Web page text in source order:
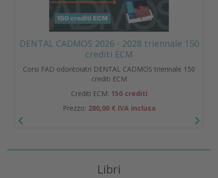
DENTAL CADMOS 2026 - 2028 triennale 150
crediti ECM
Corsi FAD odontoiatri DENTAL CADMOS triennale 150
crediti ECM
Crediti ECM: 150 crediti
Prezzo: 280,00 € IVA inclusa
Libri